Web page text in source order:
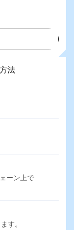
法
ーン上で
す。